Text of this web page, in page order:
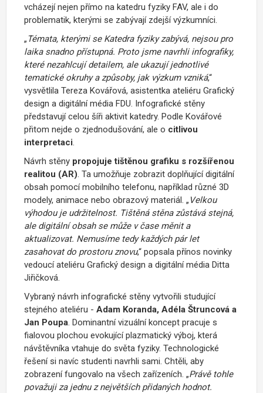
vcházejí nejen přímo na katedru fyziky FAV, ale i do
problematik, kterými se zabývají zdejší výzkumníci.
„ Témata, kterými se Katedra fyziky zabývá, nejsou pro
laika snadno přístupná. Proto jsme navrhli infografiky,
které nezahlcují detailem, ale ukazují jednotlivé
tematické okruhy a způsoby, jak výzkum vzniká,“
vysvětlila Tereza Kovářová, asistentka ateliéru Grafický
design a digitální média FDU. Infografické stěny
představují celou šíři aktivit katedry. Podle Kovářové
přitom nejde o zjednodušování, ale o citlivou
interpretaci.
Návrh stěny propojuje tištěnou grafiku s rozšířenou
realitou (AR). Ta umožňuje zobrazit doplňující digitální
obsah pomocí mobilního telefonu, například různé 3D
modely, animace nebo obrazový materiál. „ Velkou
výhodou je udržitelnost. Tištěná stěna zůstává stejná,
ale digitální obsah se může v čase měnit a
aktualizovat. Nemusíme tedy každých pár let
zasahovat do prostoru znovu,“ popsala přínos novinky
vedoucí ateliéru Grafický design a digitální média Ditta
Jiřičková.
Vybraný návrh infografické stěny vytvořili studující
stejného ateliéru - Adam Koranda, Adéla Štruncová a
Jan Poupa. Dominantní vizuální koncept pracuje s
fialovou plochou evokující plazmatický výboj, která
návštěvníka vtahuje do světa fyziky. Technologické
řešení si navíc studenti navrhli sami. Chtěli, aby
zobrazení fungovalo na všech zařízeních. „Právě tohle
považuji za jednu z největších přidaných hodnot.